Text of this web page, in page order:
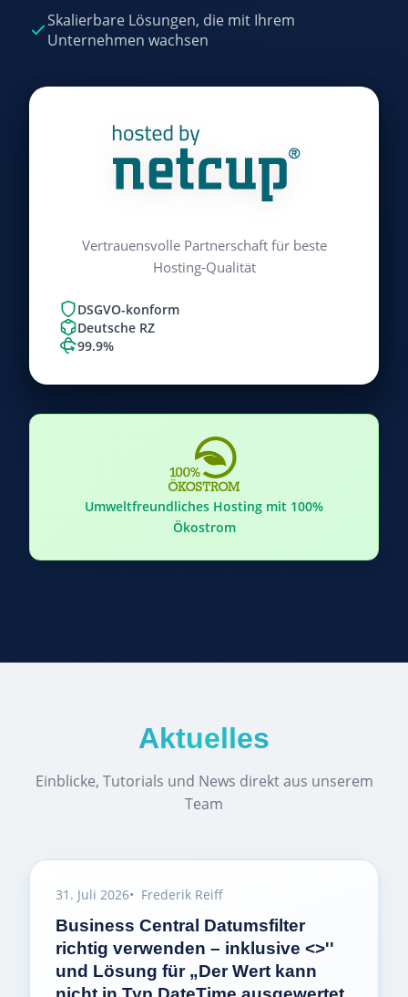
Skalierbare Lösungen, die mit Ihrem
Unternehmen wachsen
Vertrauensvolle Partnerschaft für beste
Hosting-Qualität
DSGVO-konform
Deutsche RZ
99.9%
Umweltfreundliches Hosting mit 100%
Ökostrom
Aktuelles
Einblicke, Tutorials und News direkt aus unserem
Team
31. Juli 2026 Frederik Reiff
Business Central Datumsfilter
richtig verwenden – inklusive <>''
und Lösung für „Der Wert kann